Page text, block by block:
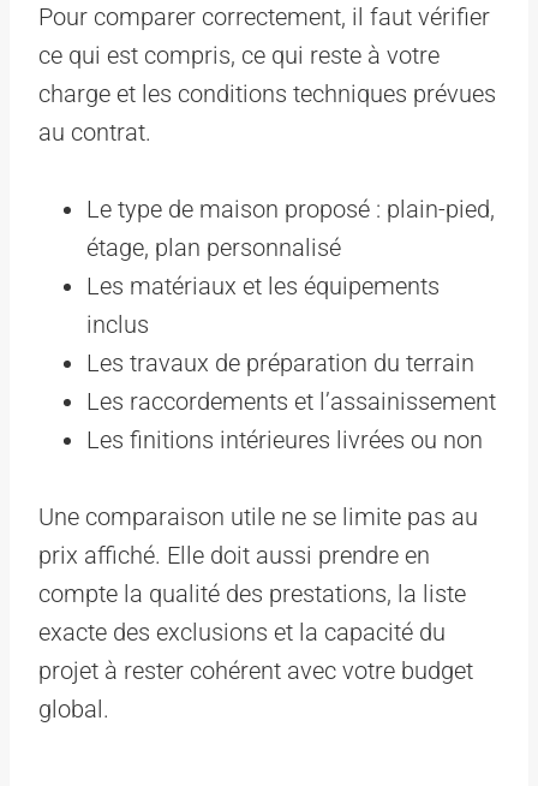
Pour comparer correctement, il faut vérifier
ce qui est compris, ce qui reste à votre
charge et les conditions techniques prévues
au contrat.
Le type de maison proposé : plain-pied,
étage, plan personnalisé
Les matériaux et les équipements
inclus
Les travaux de préparation du terrain
Les raccordements et l’assainissement
Les finitions intérieures livrées ou non
Une comparaison utile ne se limite pas au
prix affiché. Elle doit aussi prendre en
compte la qualité des prestations, la liste
exacte des exclusions et la capacité du
projet à rester cohérent avec votre budget
global.